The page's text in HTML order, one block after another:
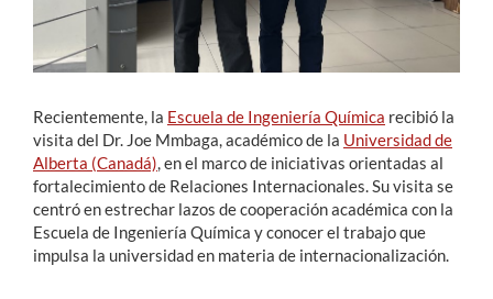
English
Recientemente, la Escuela de Ingeniería Química recibió la
visita del Dr. Joe Mmbaga, académico de la Universidad de
Alberta (Canadá) , en el marco de iniciativas orientadas al
fortalecimiento de Relaciones Internacionales. Su visita se
centró en estrechar lazos de cooperación académica con la
Escuela de Ingeniería Química y conocer el trabajo que
impulsa la universidad en materia de internacionalización.